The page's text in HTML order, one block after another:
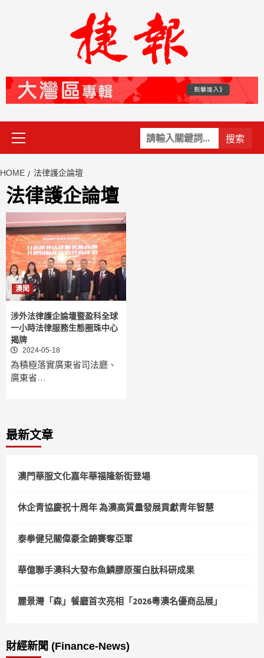
關
鍵
Primary
Menu
HOME 法律護企論壇
法律護企論壇
澳聞
涉外法律護企論壇暨盈科全球
一小時法律服務生態圈珠中心
揭牌
2024-05-18
為積極落實廣東省司法廳、
廣東省…
最新文章
澳門華服文化嘉年華福隆新街登場
休企青協慶祝十周年 為澳高質量發展貢獻青年智慧
泰拳健兒關偉豪全錦賽奪亞軍
華億聯手澳科大發布魚鱗膠原蛋白肽科研成果
麗景灣「森」餐廳首次亮相「2026粵澳名優商品展」
財經新聞 (Finance-News)